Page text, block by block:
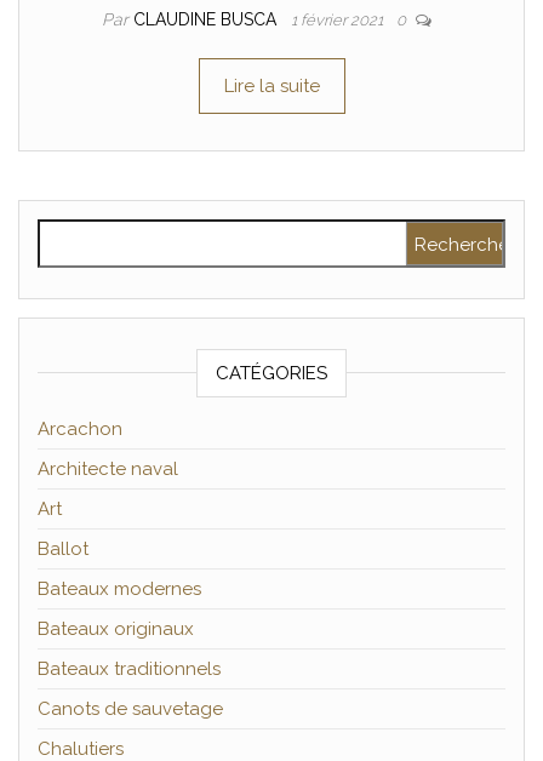
Par CLAUDINE BUSCA 1 février 2021 0
Lire la suite
CATÉGORIES
Arcachon
Architecte naval
Art
Ballot
Bateaux modernes
Bateaux originaux
Bateaux traditionnels
Canots de sauvetage
Chalutiers